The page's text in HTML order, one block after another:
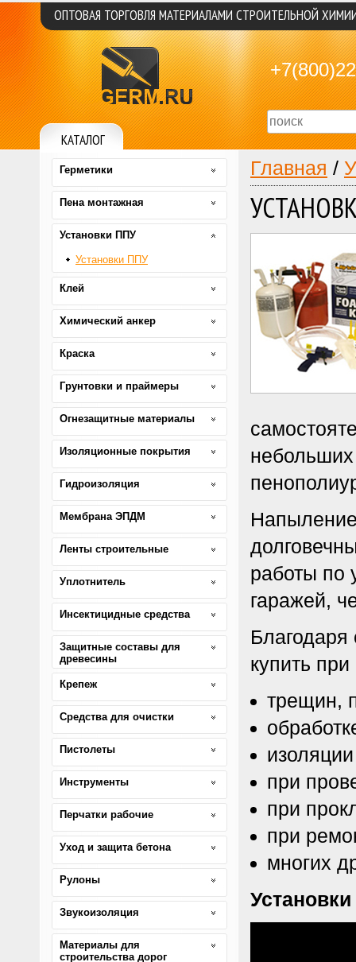
Главная /
работы по
гаражей,
купить
трещин,
при
при
при
многих
Герметики
Пена монтажная
Установки ППУ
Установки ППУ
Клей
Химический анкер
Краска
Грунтовки и праймеры
Огнезащитные материалы
Изоляционные покрытия
Гидроизоляция
Мембрана ЭПДМ
Ленты строительные
Уплотнитель
Инсектицидные средства
Защитные составы для
древесины
Крепеж
Средства для очистки
Пистолеты
Инструменты
Перчатки рабочие
Уход и защита бетона
Рулоны
Звукоизоляция
Материалы для
строительства дорог
ОПТОВАЯ ТОРГОВЛЯ МАТЕРИАЛАМИ СТРОИТЕЛЬНОЙ
КАТАЛОГ